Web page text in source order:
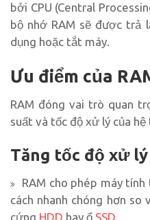
bởi CPU (Central
bộ nhớ RAM sẽ được trả
dụng hoặc tắt máy.
Ưu điểm của
RAM đóng vai trò quan
suất và tốc độ xử lý của
Tăng tốc độ xử
RAM cho phép máy
cách nhanh chóng hơn
cứng HDD hay ổ SSD.